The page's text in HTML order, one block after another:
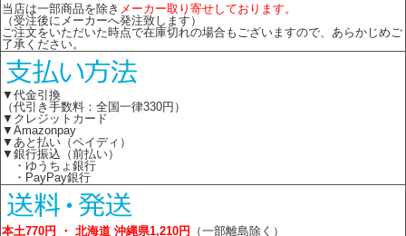
当店は一部商品を除き メーカー取り寄せしております。
（受注後にメーカーへ発注致します）
ご注文をいただいた時点で在庫切れの場合もございますので、あらかじめご
了承ください。
▼代金引換
（代引き手数料：全国一律330円）
▼クレジットカード
▼Amazonpay
▼あと払い（ペイディ）
▼銀行振込（前払い）
・ゆうちょ銀行
・PayPay銀行
本土770円 ・ 北海道 沖縄県1,210円 （一部離島除く）